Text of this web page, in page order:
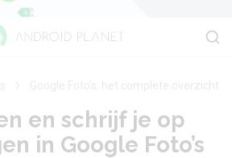
en schrijf je op
in Google Foto’s